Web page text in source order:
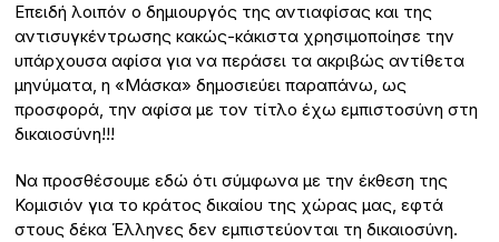
Επειδή λοιπόν ο δημιουργός της αντιαφίσας και της
αντισυγκέντρωσης κακώς-κάκιστα χρησιμοποίησε την
υπάρχουσα αφίσα για να περάσει τα ακριβώς αντίθετα
μηνύματα, η «Μάσκα» δημοσιεύει παραπάνω, ως
προσφορά, την αφίσα με τον τίτλο έχω εμπιστοσύνη στη
δικαιοσύνη!!!
Να προσθέσουμε εδώ ότι σύμφωνα με την έκθεση της
Κομισιόν για το κράτος δικαίου της χώρας μας, εφτά
στους δέκα Έλληνες δεν εμπιστεύονται τη δικαιοσύνη.